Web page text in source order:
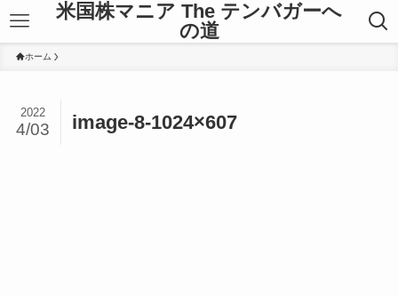
米国株マニア The テンバガーへ
の道
ホーム
image-8-1024×607
2022
4/03